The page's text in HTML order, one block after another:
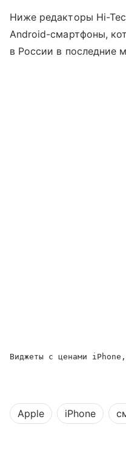
Ниже редакторы Hi-
Android-смартфоны,
в России в последние
Виджеты с ценами
Apple iPhone